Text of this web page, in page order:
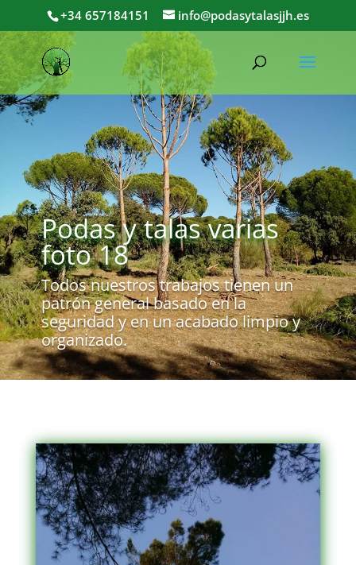
+34 657184151 info@podasytalasjjh.es
Podas y talas varias
foto 18
Todos nuestros trabajos tienen un
patrón general basado en la
seguridad y en un acabado limpio y
organizado.